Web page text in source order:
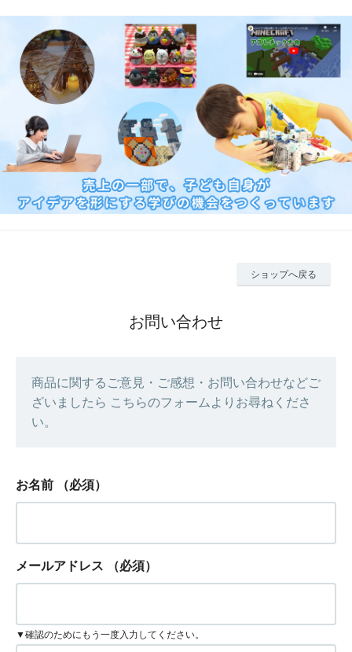
ショップへ戻る
お問い合わせ
商品に関するご意見・ご感想・お問い合わせなどご
ざいましたら こちらのフォームよりお尋ねくださ
い。
お名前 （必須）
メールアドレス （必須）
▼確認のためにもう一度入力してください。